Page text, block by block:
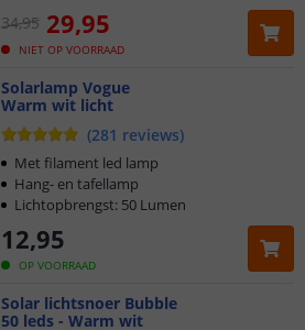
NIET OP VOORRAAD
34,95 29,95
Solarlamp Vogue
Warm wit licht
(281 reviews)
OP VOORRAAD
12,95
Met filament led lamp
Hang- en tafellamp
Lichtopbrengst: 50 Lumen
Solar lichtsnoer Bubble
50 leds - Warm wit